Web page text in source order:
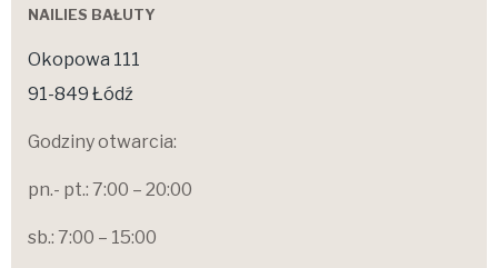
NAILIES BAŁUTY
Okopowa 111
91-849 Łódź
Godziny otwarcia:
pn.- pt.: 7:00 – 20:00
sb.: 7:00 – 15:00